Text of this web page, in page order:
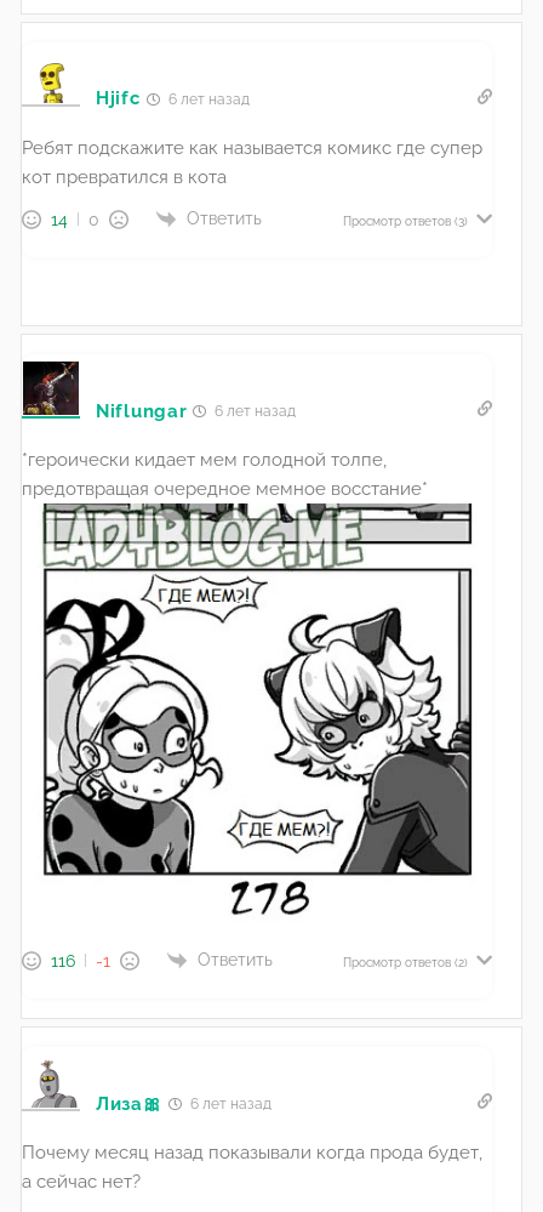
Hjifc 6 лет назад
Ребят подскажите как называется комикс где супер
кот превратился в кота
14 0 Ответить Просмотр ответов (3)
Niflungar 6 лет назад
*героически кидает мем голодной толпе,
предотвращая очередное мемное восстание*
116 -1 Ответить Просмотр ответов (2)
Лиза🎀 6 лет назад
Почему месяц назад показывали когда прода будет,
а сейчас нет?